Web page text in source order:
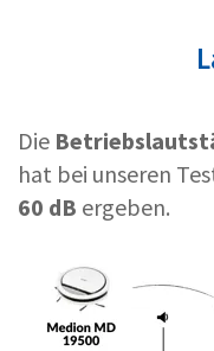
Die
hat bei unseren
60 dB ergeben.